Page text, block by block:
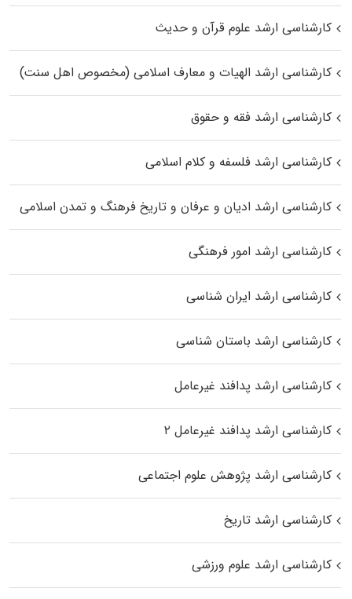
کارشناسی ارشد علوم قرآن و حدیث
کارشناسی ارشد الهیات و معارف اسلامی (مخصوص اهل سنت)
کارشناسی ارشد فقه و حقوق
کارشناسی ارشد فلسفه و کلام اسلامی
کارشناسی ارشد ادیان و عرفان و تاریخ فرهنگ و تمدن اسلامی
کارشناسی ارشد امور فرهنگی
کارشناسی ارشد ایران شناسی
کارشناسی ارشد باستان شناسی
کارشناسی ارشد پدافند غیرعامل
کارشناسی ارشد پدافند غیرعامل ۲
کارشناسی ارشد پژوهش علوم اجتماعی
کارشناسی ارشد تاریخ
کارشناسی ارشد علوم ورزشی